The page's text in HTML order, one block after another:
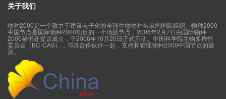
关于我们
物种2000是一个致力于建设电子化的全球生物物种名录的国际组织。物种2000
中国节点是国际物种2000项目的一个地区节点，2006年2月7日由国际物种
2000秘书处提议成立，于2006年10月20日正式启动。中国科学院生物多样性
委员会（BC-CAS），与其合作伙伴一起，支持和管理物种2000中国节点的建
设。